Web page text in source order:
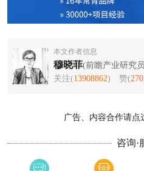
本文作者信息
穆晓菲(前瞻产业研究
关注(13908862) 赞(270
广告、内容合作请点
咨询·